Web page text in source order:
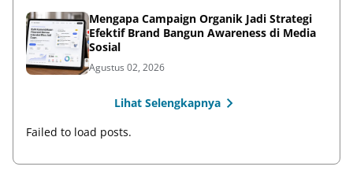
Mengapa Campaign Organik Jadi Strategi
Efektif Brand Bangun Awareness di Media
Sosial
Agustus 02, 2026
Lihat Selengkapnya
Failed to load posts.